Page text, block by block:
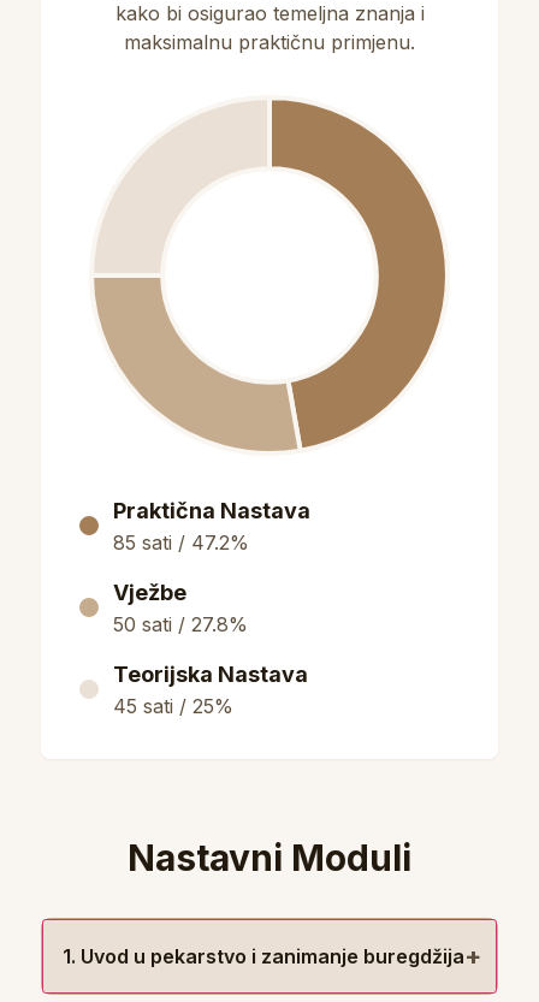
kako bi osigurao temeljna znanja i
maksimalnu praktičnu primjenu.
Praktična Nastava
85 sati / 47.2%
Vježbe
50 sati / 27.8%
Teorijska Nastava
45 sati / 25%
Nastavni Moduli
1. Uvod u pekarstvo i zanimanje buregdžija+